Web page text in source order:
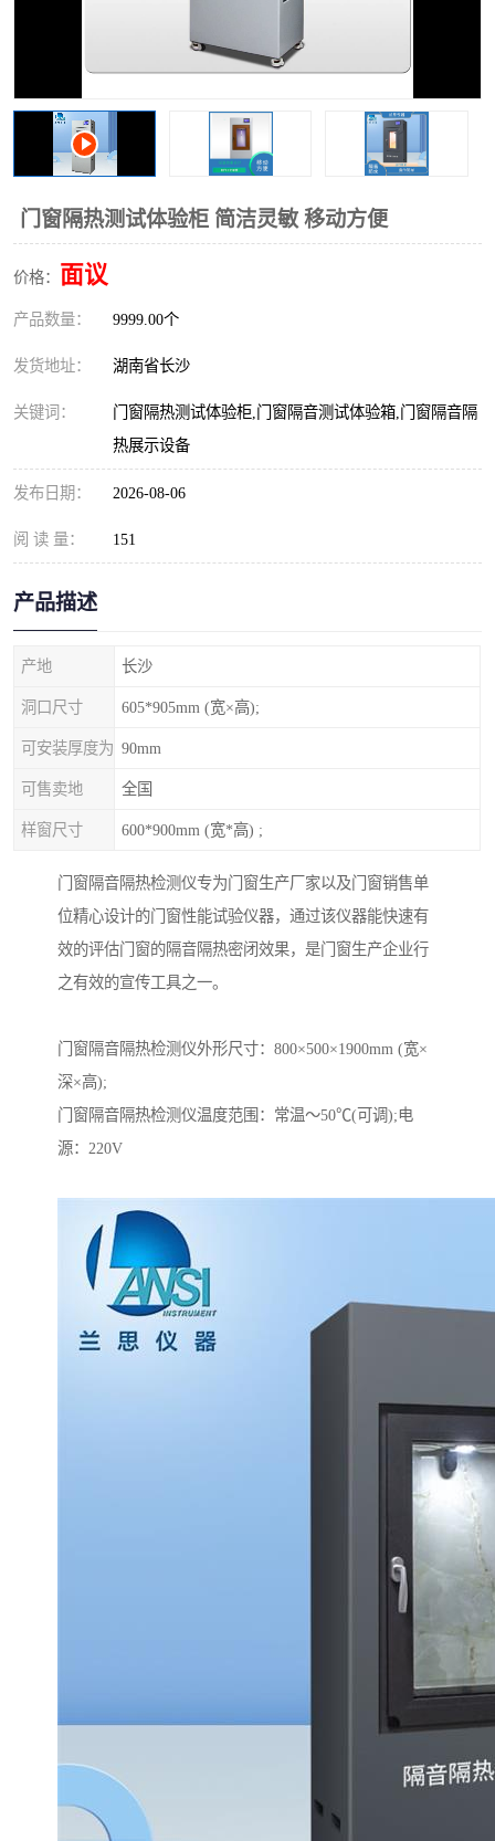
门窗隔热测试体验柜 简洁灵敏 移动方便
价格： 面议
产品数量： 9999.00个
发货地址： 湖南省长沙
关键词：
门窗隔热测试体验柜,门窗隔音测试体验箱,门窗隔音隔
热展示设备
发布日期： 2026-08-06
阅 读 量： 151
产品描述
产地 长沙
洞口尺寸 605*905mm (宽×高);
可安装厚度为 90mm
可售卖地 全国
样窗尺寸 600*900mm (宽*高) ;
门窗隔音隔热检测仪专为门窗生产厂家以及门窗销售单
位精心设计的门窗性能试验仪器，通过该仪器能快速有
效的评估门窗的隔音隔热密闭效果，是门窗生产企业行
之有效的宣传工具之一。
门窗隔音隔热检测仪外形尺寸：800×500×1900mm (宽×
深×高);
门窗隔音隔热检测仪温度范围：常温～50℃(可调);电
源：220V